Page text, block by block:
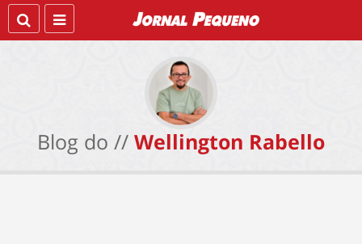
Blog do // Wellington Rabello